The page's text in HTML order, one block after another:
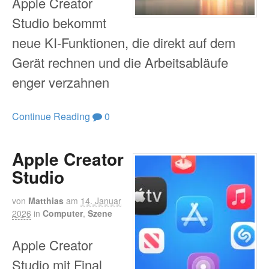
Studio bekommt
neue KI-Funktionen, die direkt auf dem
Gerät rechnen und die Arbeitsabläufe
enger verzahnen
Continue Reading 0
Apple Creator
Studio
von Matthias am 14. Januar
2026 in Computer, Szene
Apple Creator
Studio mit Final